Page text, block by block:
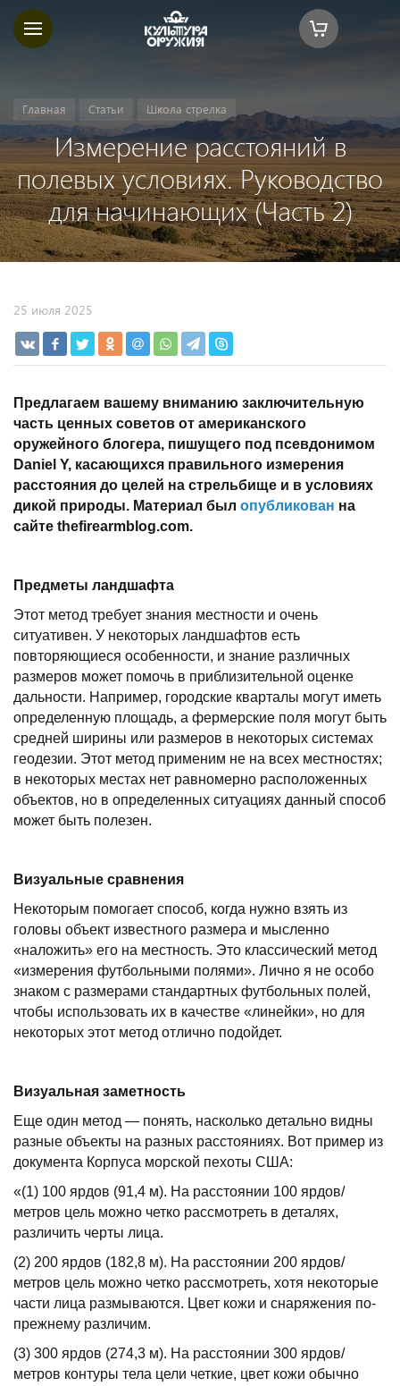
Главная Статьи Школа стрелка
Измерение расстояний в
полевых условиях. Руководство
для начинающих (Часть 2)
25 июля 2025
Предлагаем вашему вниманию заключительную
часть ценных советов от американского
оружейного блогера, пишущего под псевдонимом
Daniel Y, касающихся правильного измерения
расстояния до целей на стрельбище и в условиях
дикой природы. Материал был опубликован на
сайте thefirearmblog.com.
Предметы ландшафта
Этот метод требует знания местности и очень
ситуативен. У некоторых ландшафтов есть
повторяющиеся особенности, и знание различных
размеров может помочь в приблизительной оценке
дальности. Например, городские кварталы могут иметь
определенную площадь, а фермерские поля могут быть
средней ширины или размеров в некоторых системах
геодезии. Этот метод применим не на всех местностях;
в некоторых местах нет равномерно расположенных
объектов, но в определенных ситуациях данный способ
может быть полезен.
Визуальные сравнения
Некоторым помогает способ, когда нужно взять из
головы объект известного размера и мысленно
«наложить» его на местность. Это классический метод
«измерения футбольными полями». Лично я не особо
знаком с размерами стандартных футбольных полей,
чтобы использовать их в качестве «линейки», но для
некоторых этот метод отлично подойдет.
Визуальная заметность
Еще один метод — понять, насколько детально видны
разные объекты на разных расстояниях. Вот пример из
документа Корпуса морской пехоты США:
«(1) 100 ярдов (91,4 м). На расстоянии 100 ярдов/
метров цель можно четко рассмотреть в деталях,
различить черты лица.
(2) 200 ярдов (182,8 м). На расстоянии 200 ярдов/
метров цель можно четко рассмотреть, хотя некоторые
части лица размываются. Цвет кожи и снаряжения по-
прежнему различим.
(3) 300 ярдов (274,3 м). На расстоянии 300 ярдов/
метров контуры тела цели четкие, цвет кожи обычно